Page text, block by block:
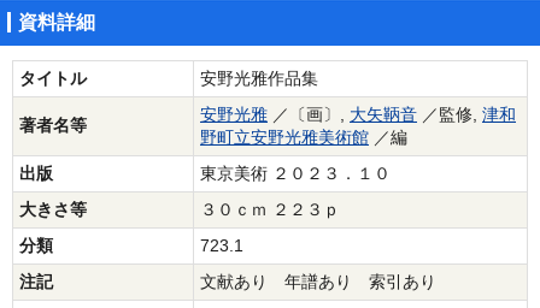
資料詳細
タイトル 安野光雅作品集
著者名等
安野光雅 ／〔画〕, 大矢鞆音 ／監修, 津和
野町立安野光雅美術館 ／編
出版
東京美術 ２０２３．１０
大きさ等
３０ｃｍ ２２３ｐ
分類
723.1
注記
文献あり 年譜あり 索引あり